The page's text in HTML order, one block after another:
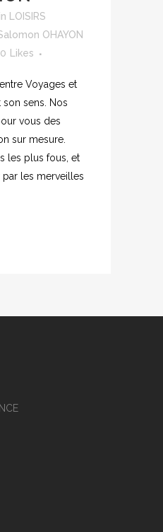
in
LOISIRS
OHAYON
0 Likes
Voyages et
son sens. Nos
vous des
sur mesure.
les plus fous, et
par les merveilles